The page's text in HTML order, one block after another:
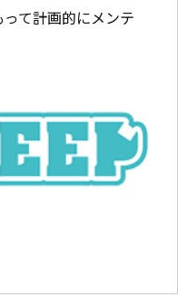
て計画的にメンテ